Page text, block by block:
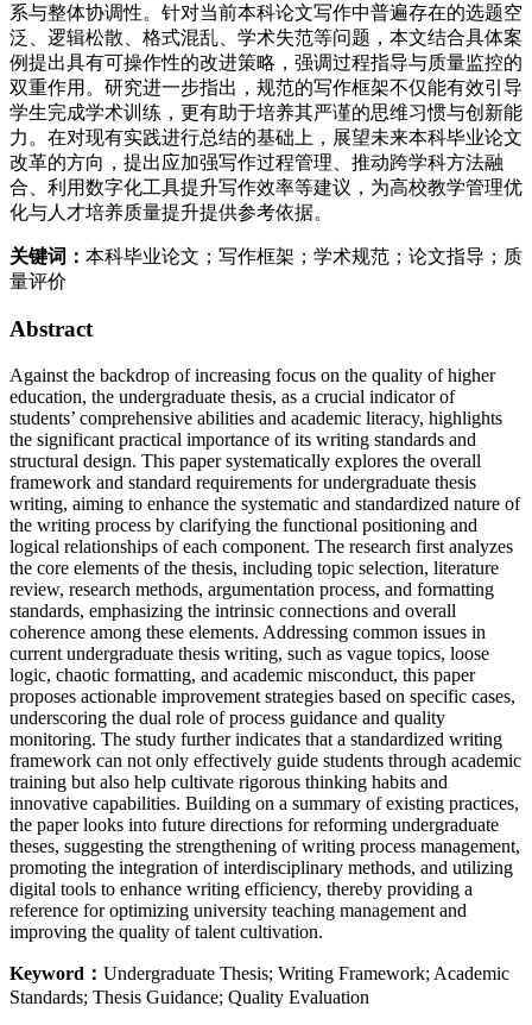
系与整体协调性。针对当前本科论文写作中普遍存在的选题空
泛、逻辑松散、格式混乱、学术失范等问题，本文结合具体案
例提出具有可操作性的改进策略，强调过程指导与质量监控的
双重作用。研究进一步指出，规范的写作框架不仅能有效引导
学生完成学术训练，更有助于培养其严谨的思维习惯与创新能
力。在对现有实践进行总结的基础上，展望未来本科毕业论文
改革的方向，提出应加强写作过程管理、推动跨学科方法融
合、利用数字化工具提升写作效率等建议，为高校教学管理优
化与人才培养质量提升提供参考依据。
关键词： 本科毕业论文；写作框架；学术规范；论文指导；质
量评价
Abstract
Against the backdrop of increasing focus on the quality of higher
education, the undergraduate thesis, as a crucial indicator of
students’ comprehensive abilities and academic literacy, highlights
the significant practical importance of its writing standards and
structural design. This paper systematically explores the overall
framework and standard requirements for undergraduate thesis
writing, aiming to enhance the systematic and standardized nature of
the writing process by clarifying the functional positioning and
logical relationships of each component. The research first analyzes
the core elements of the thesis, including topic selection, literature
review, research methods, argumentation process, and formatting
standards, emphasizing the intrinsic connections and overall
coherence among these elements. Addressing common issues in
current undergraduate thesis writing, such as vague topics, loose
logic, chaotic formatting, and academic misconduct, this paper
proposes actionable improvement strategies based on specific cases,
underscoring the dual role of process guidance and quality
monitoring. The study further indicates that a standardized writing
framework can not only effectively guide students through academic
training but also help cultivate rigorous thinking habits and
innovative capabilities. Building on a summary of existing practices,
the paper looks into future directions for reforming undergraduate
theses, suggesting the strengthening of writing process management,
promoting the integration of interdisciplinary methods, and utilizing
digital tools to enhance writing efficiency, thereby providing a
reference for optimizing university teaching management and
improving the quality of talent cultivation.
Keyword： Undergraduate Thesis; Writing Framework; Academic
Standards; Thesis Guidance; Quality Evaluation